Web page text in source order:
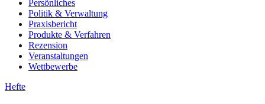
Persönliches
Politik & Verwaltung
Praxisbericht
Produkte & Verfahren
Rezension
Veranstaltungen
Wettbewerbe
Hefte